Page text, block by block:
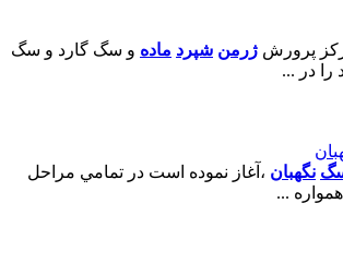
پرورش ژرمن شپرد ماده و سگ گارد و سگ
را در ...
نگهبان ،آغاز نموده است در تمامي مراحل
...